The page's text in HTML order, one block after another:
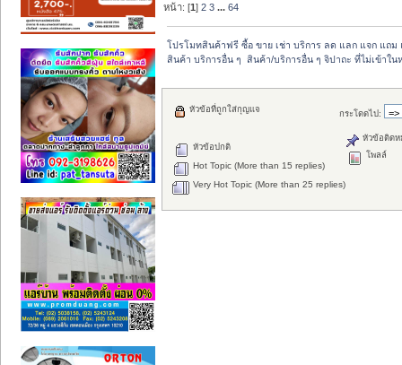
หน้า: [1]2 3 ...64
โปรโมทสินค้าฟรี ซื้อ ขาย เช่า บริการ ลด แลก แจก แถม
สินค้า บริการอื่น ๆ  สินค้า/บริการอื่น ๆ จิปาถะ ที่ไม่เข้าใน
กระโดดไป:
หัวข้อปกติ
Hot Topic (More than 15 replies)
Very Hot Topic (More than 25 replies)
หัวข้อที่ถูกใส่กุญแจ
หัวข้อติดห
โพลล์